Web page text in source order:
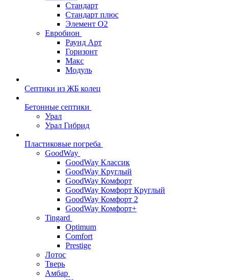
Стандарт
Стандарт плюс
Элемент О2
Евробион
Раунд Арт
Горизонт
Макс
Модуль
Септики из ЖБ колец
Бетонные септики
Урал
Урал Гибрид
Пластиковые погреба
GoodWay
GoodWay Классик
GoodWay Круглый
GoodWay Комфорт
GoodWay Комфорт Круглый
GoodWay Комфорт 2
GoodWay Комфорт+
Tingard
Optimum
Comfort
Prestige
Лотос
Тверь
Амбар